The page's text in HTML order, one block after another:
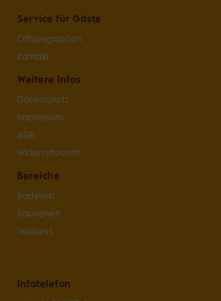
Service für Gäste
Öffnungszeiten
Kontakt
Weitere Infos
Datenschutz
Impressum
AGB
Widerrufsrecht
Bereiche
Badewelt
Saunawelt
Wellness
Infotelefon